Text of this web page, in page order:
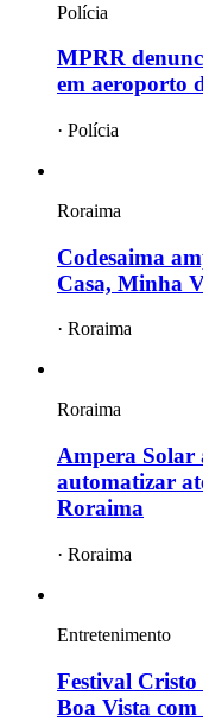
Polícia
MPRR
em aeroporto
· Polícia
Roraima
Codesaima
Casa, Minha
· Roraima
Roraima
Ampera Solar
automatizar
Roraima
· Roraima
Entretenimento
Festival Cristo
Boa Vista